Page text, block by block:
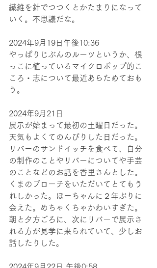
繊維を針でつつくとかたまりになって
いく。不思議だな。
2024年9月19日午後10:36
やっぱりじぶんのルーツというか、根
っこに植っているマイクロポップ的こ
ころ・志について最近あらためておも
う。
​​​2024年9月21日
展示が始まって最初の土曜日だった。
天気もよくてのんびりした日だった。
リバーのサンドイッチを食べて、自分
の制作のことやリバーについてや手芸
のことなどのお話を香里さんとした。
くまのブローチをいただいてとてもう
れしかった。ほーちゃんに２年ぶりに
会えた。めちゃくちゃかわいすぎた。
朝と夕方ごろに、次にリバーで展示さ
れる方が見学に来られていて、少しお
話したりした。